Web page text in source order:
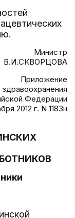
Министр
В.И.СКВОРЦОВА
Приложение
Федерации
2012 г. N 1183н